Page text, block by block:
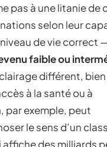
pas à une litanie de
selon leur
de vie correct
faible ou
différent,
à la santé ou à
par exemple, peut
le sens d’un
affiche des milliards